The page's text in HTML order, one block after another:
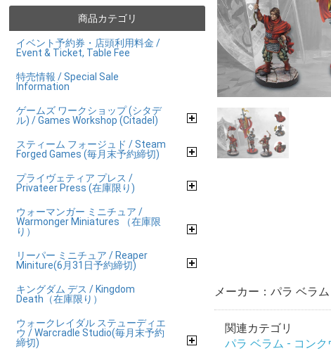
商品カテゴリ
イベント予約券・店頭利用料金 /
Event & Ticket, Table Fee
特売情報 / Special Sale
Information
ゲームズ ワークショップ (シタデ
ル) / Games Workshop (Citadel)
スティーム フォージュド / Steam
Forged Games (毎月末予約締切)
プライヴェティア プレス /
Privateer Press (在庫限り)
ウォーマンガー ミニチュア /
Warmonger Miniatures （在庫限
り）
リーパー ミニチュア / Reaper
Miniture(6月31日予約締切)
キングダム デス / Kingdom
Death（在庫限り）
ウォークレイダル ステューディエ
ウ / Warcradle Studio(毎月末予約
締切)
メーカー：パラ ベラム
関連カテゴリ
パラ ベラム - コン